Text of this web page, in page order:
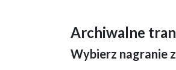
Archiwalne
Wybierz nagranie